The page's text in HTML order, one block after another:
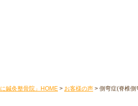
鍼灸整骨院」HOME > お客様の声 > 側弯症(脊椎側